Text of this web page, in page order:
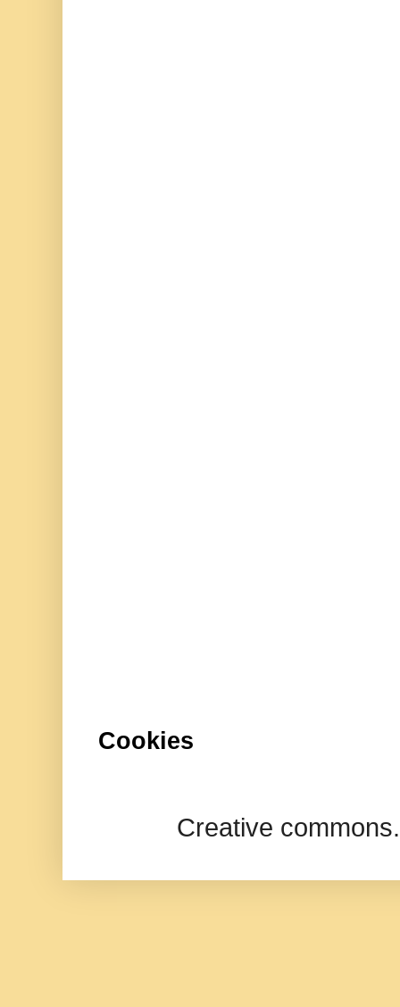
Cookies
Creative